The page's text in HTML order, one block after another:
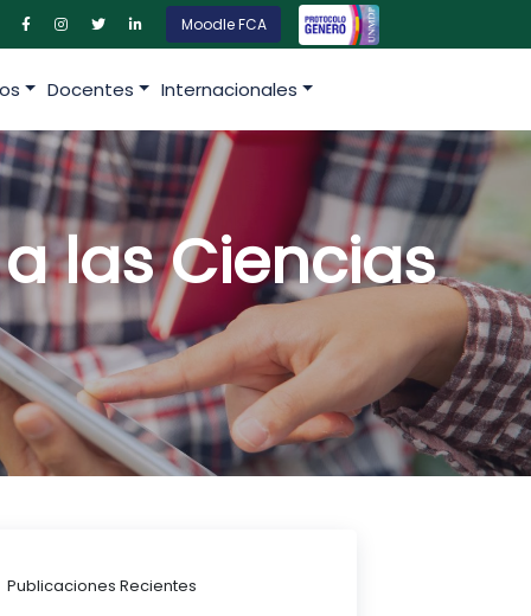
Moodle FCA
Docentes Internacionales
las Ciencias
Publicaciones Recientes